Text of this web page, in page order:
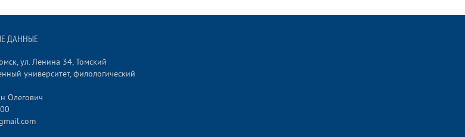
ДАННЫЕ
ул. Ленина 34, Томский
университет, филологический
Олегович